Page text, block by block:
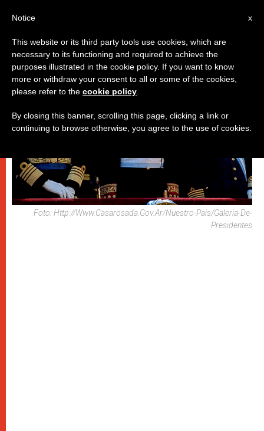
DICASTERI
Foto: Http://www.casarosada.gov.ar/nuestro-Pais/galeria-De-
Presidentes
x
Notice
This website or its third party tools use cookies, which are
necessary to its functioning and required to achieve the
purposes illustrated in the cookie policy. If you want to know
more or withdraw your consent to all or some of the cookies,
please refer to the cookie policy
By closing this banner, scrolling this page, clicking a link or
continuing to browse otherwise, you agree to the use of cookies.